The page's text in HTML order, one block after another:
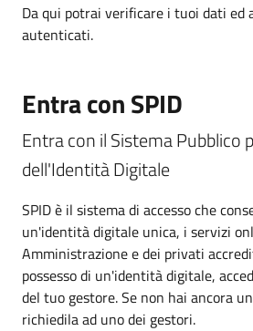
Da qui potrai verificare i tuoi dati ed
autenticati.
Entra con SPID
Entra con il Sistema Pubblico
dell'Identità Digitale
SPID è il sistema di accesso che
un'identità digitale unica, i servizi
Amministrazione e dei privati
possesso di un'identità digitale,
del tuo gestore. Se non hai ancora
richiedila ad uno dei gestori.